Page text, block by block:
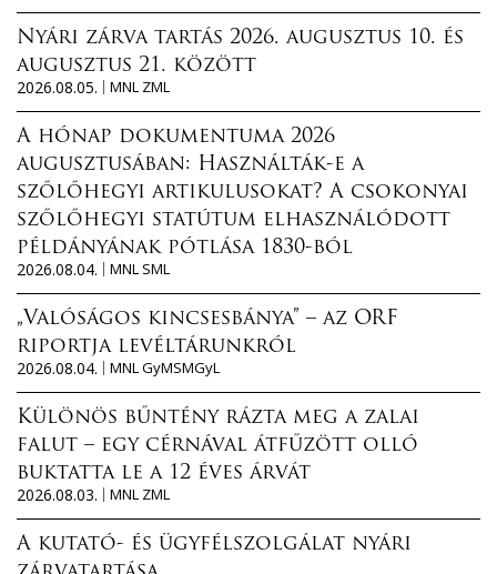
Nyári zárva tartás 2026. augusztus 10. és
augusztus 21. között
2026.08.05.
MNL ZML
A hónap dokumentuma 2026
augusztusában: Használták-e a
szőlőhegyi artikulusokat? A csokonyai
szőlőhegyi statútum elhasználódott
példányának pótlása 1830-ból
2026.08.04.
MNL SML
„Valóságos kincsesbánya” – az ORF
riportja levéltárunkról
2026.08.04.
MNL GyMSMGyL
Különös bűntény rázta meg a zalai
falut – egy cérnával átfűzött olló
buktatta le a 12 éves árvát
2026.08.03.
MNL ZML
A kutató- és ügyfélszolgálat nyári